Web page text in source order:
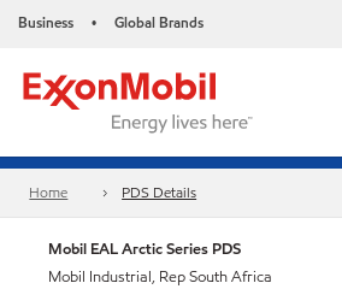
Business • Global Brands
Home PDS Details
Mobil EAL Arctic Series PDS
Mobil Industrial, Rep South Africa